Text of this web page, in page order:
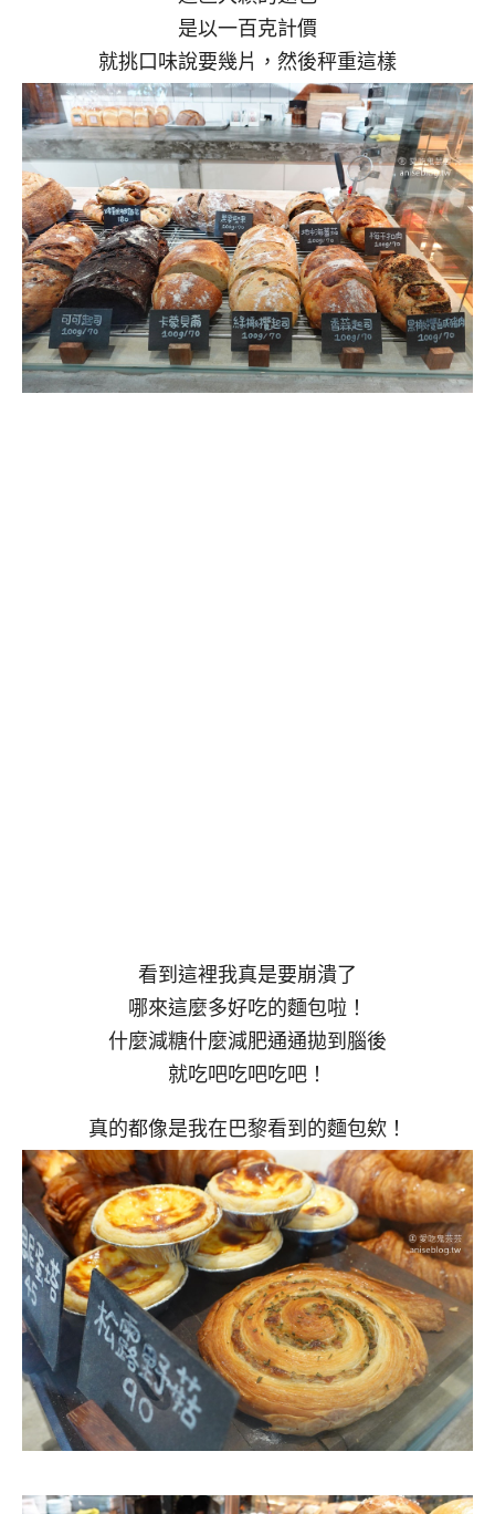
是以一百克計價
就挑口味說要幾片，然後秤重這樣
看到這裡我真是要崩潰了
哪來這麼多好吃的麵包啦！
什麼減糖什麼減肥通通拋到腦後
就吃吧吃吧吃吧！
真的都像是我在巴黎看到的麵包欸！